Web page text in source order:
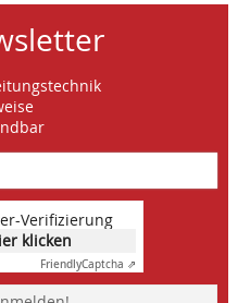
Verifizierung
klicken
FriendlyCaptcha ⇗